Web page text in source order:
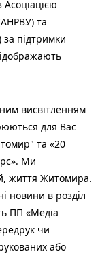
Асоціацією
та
за підтримки
висвітленням
для Вас
та «20
Ми
життя Житомира.
новини в розділ
ПП «Медіа
чи
або